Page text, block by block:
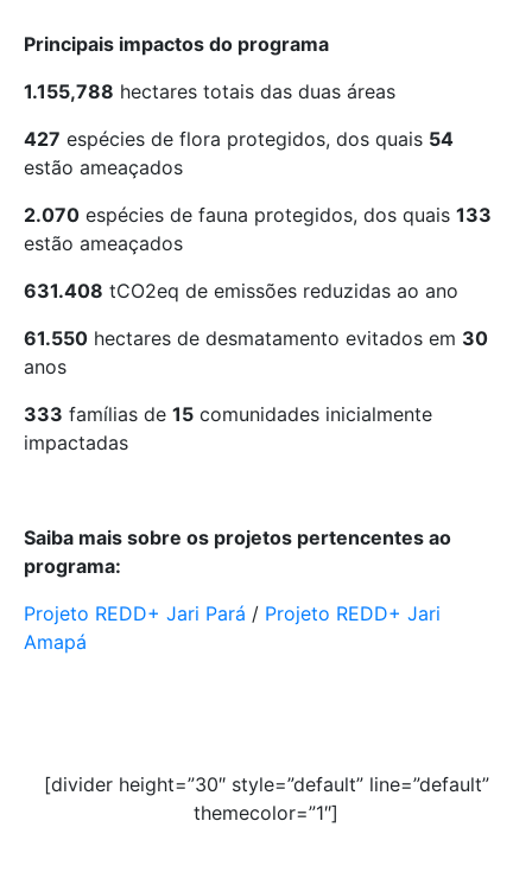
Principais impactos do programa
1.155,788 hectares totais das duas áreas
427 espécies de flora protegidos, dos quais 54
estão ameaçados
2.070 espécies de fauna protegidos, dos quais 133
estão ameaçados
631.408 tCO2eq de emissões reduzidas ao ano
61.550 hectares de desmatamento evitados em 30
anos
333 famílias de 15 comunidades inicialmente
impactadas
Saiba mais sobre os projetos pertencentes ao
programa:
Projeto REDD+ Jari Pará / Projeto REDD+ Jari
Amapá
[divider height=”30″ style=”default” line=”default”
themecolor=”1″]